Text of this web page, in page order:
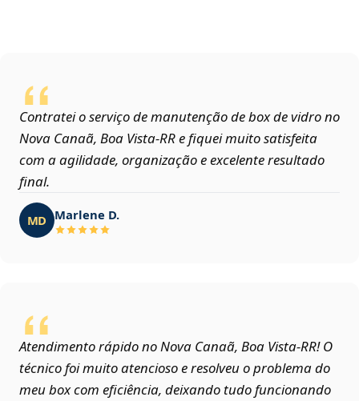
Contratei o serviço de manutenção de box de vidro no
Nova Canaã, Boa Vista‑RR e fiquei muito satisfeita
com a agilidade, organização e excelente resultado
final.
MD Marlene D.
Atendimento rápido no Nova Canaã, Boa Vista‑RR! O
técnico foi muito atencioso e resolveu o problema do
meu box com eficiência, deixando tudo funcionando